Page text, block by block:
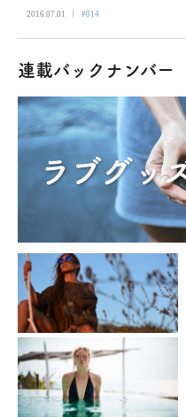
2016.07.01 | #014
連載バックナンバー